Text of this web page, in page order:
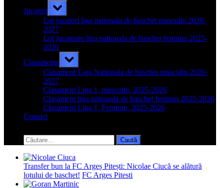
Jucatori
Toggle
sub-
menu
Lot jucatori liga nationala de baschet masculin 2026-
2027
Lot jucatoare liga nationala de baschet feminin 2025-
2026
Clasamente
Toggle
sub-
menu
Clasament Liga Nationala de baschet masculin 2026-
2027
Clasament Liga 1, masculin, 2025-2026
Clasament liga nationala de baschet feminin 2025-2026
Clasament Liga 1, Feminin, 2025-2026
Contact
search
form
Caută
după:
Transfer bun la FC Argeș Pitești: Nicolae Ciucă se alătură
lotului de baschet! FC Arges Pitesti